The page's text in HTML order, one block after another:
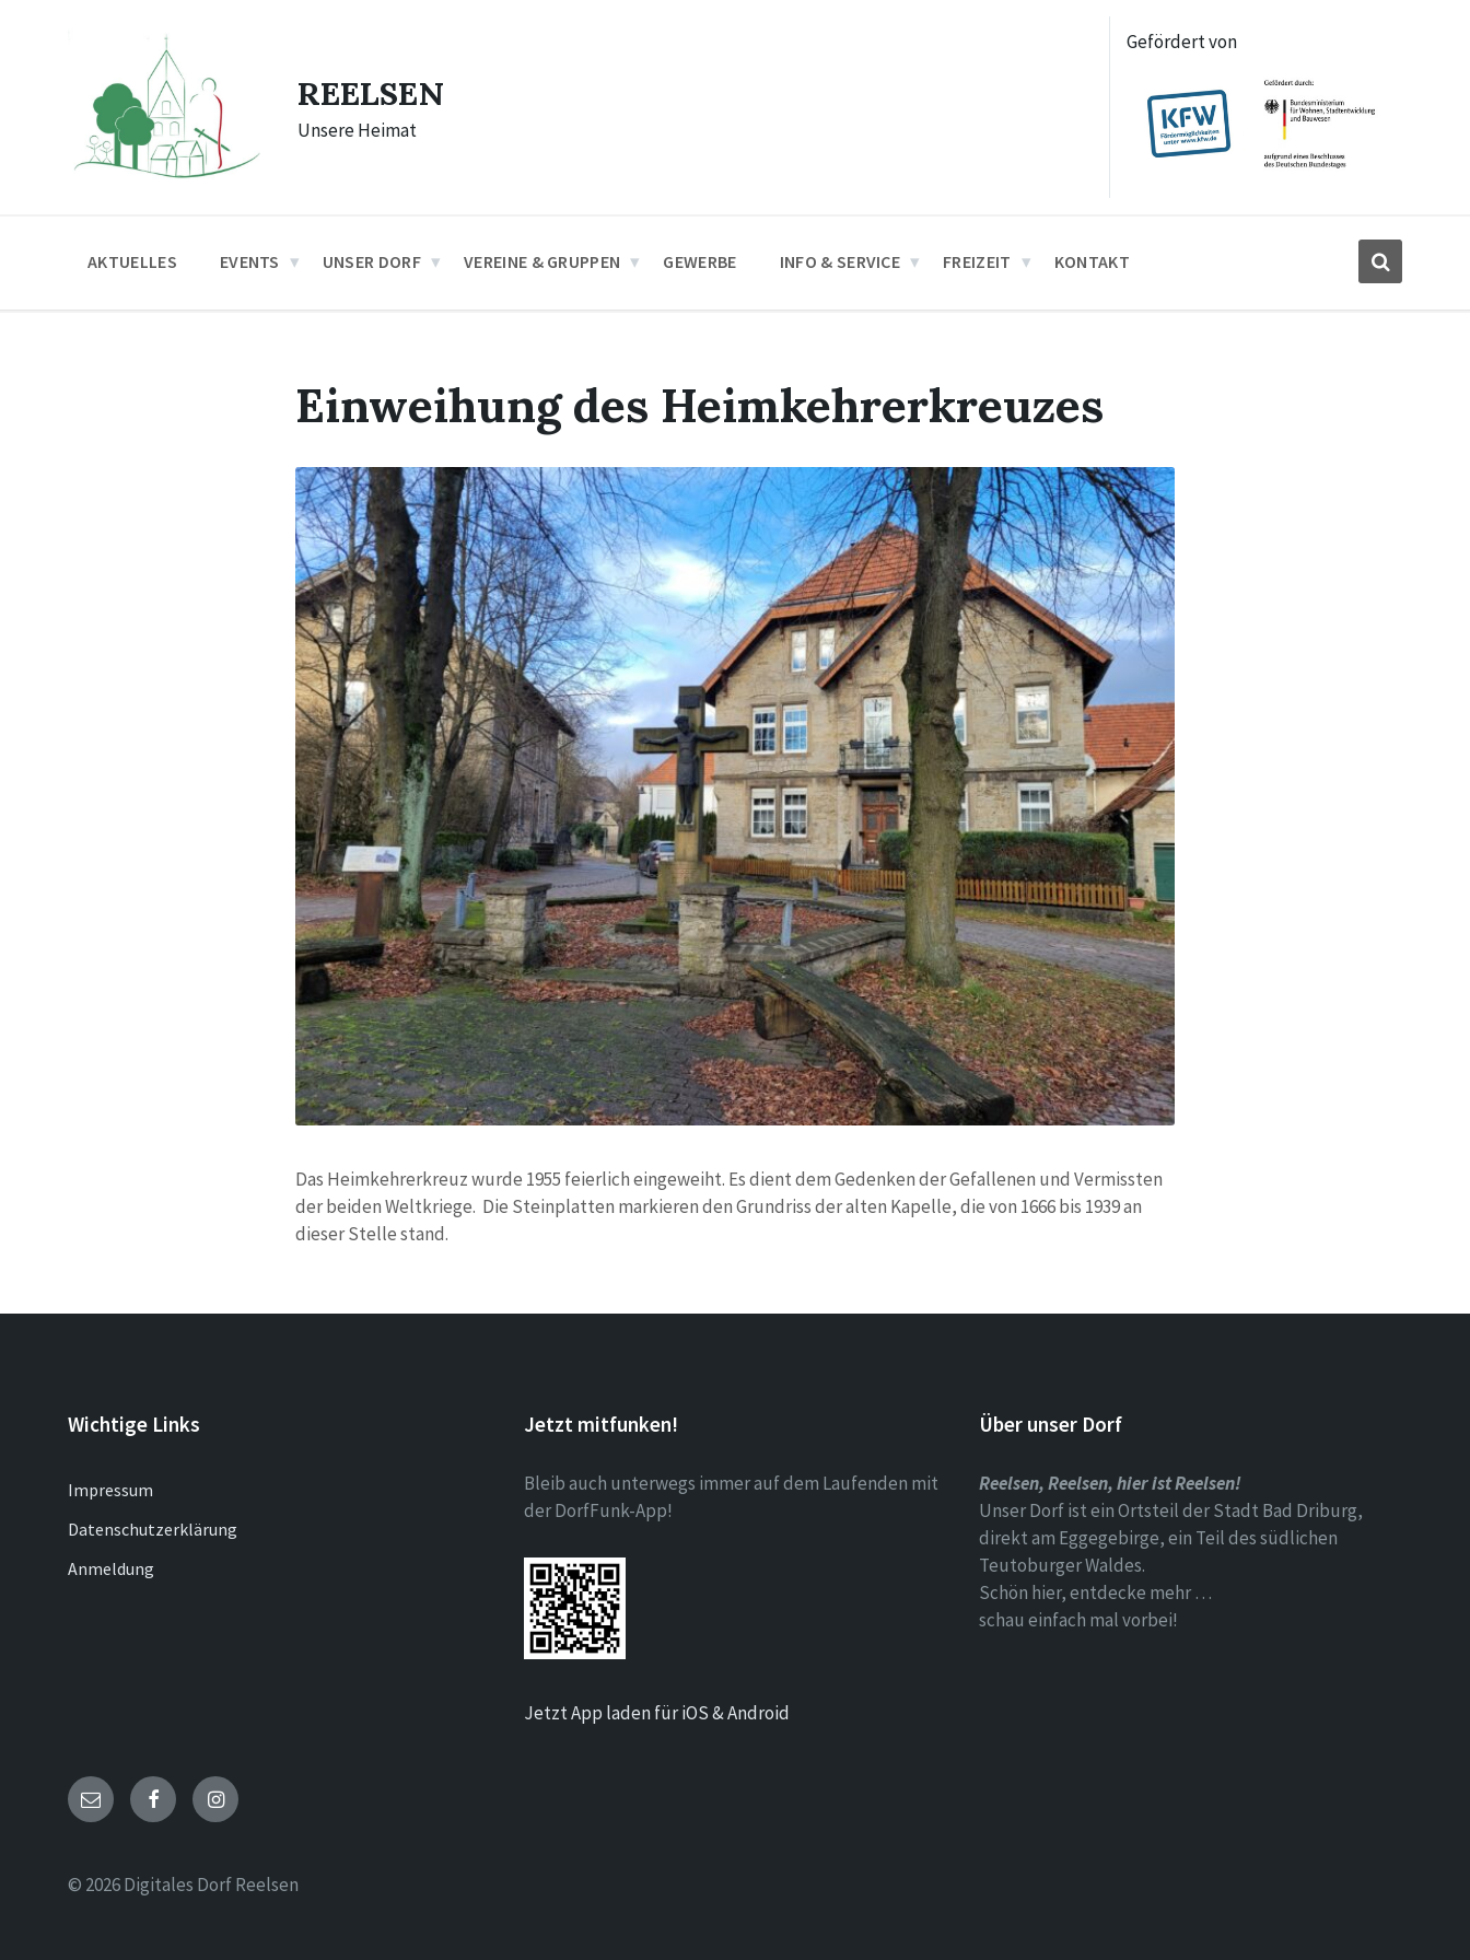
REELSEN
Unsere Heimat
Gefördert von
AKTUELLES EVENTS UNSER DORF VEREINE & GRUPPEN GEWERBE INFO & SERVICE FREIZEIT KONTAKT
Einweihung des Heimkehrerkreuzes
Das Heimkehrerkreuz wurde 1955 feierlich eingeweiht. Es dient dem Gedenken der Gefallenen und Vermissten
der beiden Weltkriege. Die Steinplatten markieren den Grundriss der alten Kapelle, die von 1666 bis 1939 an
dieser Stelle stand.
Wichtige Links
Impressum
Datenschutzerklärung
Anmeldung
Jetzt mitfunken!
Bleib auch unterwegs immer auf dem Laufenden mit
der DorfFunk-App!
Jetzt App laden für iOS & Android
Über unser Dorf
Reelsen, Reelsen, hier ist Reelsen!
Unser Dorf ist ein Ortsteil der Stadt Bad Driburg,
direkt am Eggegebirge, ein Teil des südlichen
Teutoburger Waldes.
Schön hier, entdecke mehr …
schau einfach mal vorbei!
Email FacebookInstagram
© 2026 Digitales Dorf Reelsen